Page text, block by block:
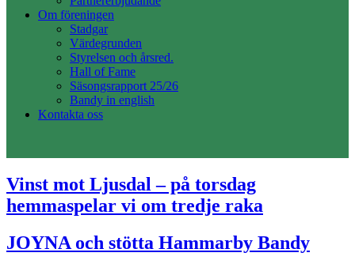
Om föreningen
Stadgar
Värdegrunden
Styrelsen och årsred.
Hall of Fame
Säsongsrapport 25/26
Bandy in english
Kontakta oss
Vinst mot Ljusdal – på torsdag
hemmaspelar vi om tredje raka
JOYNA och stötta Hammarby Bandy